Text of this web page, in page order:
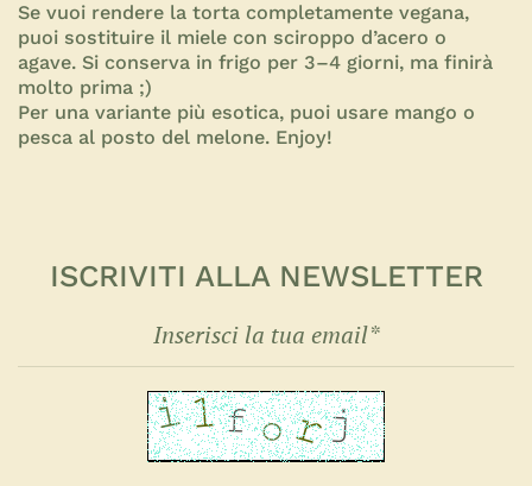
Se vuoi rendere la torta completamente vegana,
puoi sostituire il miele con sciroppo d’acero o
agave. Si conserva in frigo per 3–4 giorni, ma finirà
molto prima ;)
Per una variante più esotica, puoi usare mango o
pesca al posto del melone. Enjoy!
ISCRIVITI ALLA NEWSLETTER